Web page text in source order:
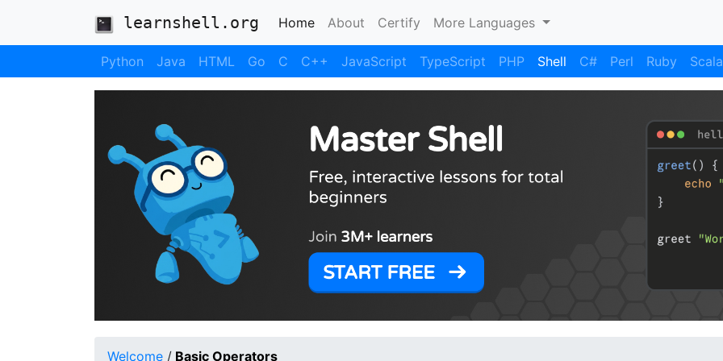
learnshell.org Home(current)
About Certify More Languages
Python Java HTML Go C C++ JavaScript TypeScript PHP Shell C# Perl Ruby Scala
Welcome / Basic Operators